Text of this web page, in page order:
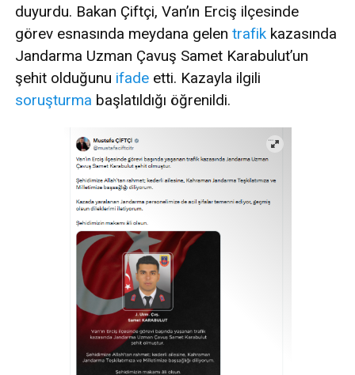
duyurdu. Bakan Çiftçi, Van’ın Erciş ilçesinde
görev esnasında meydana gelen trafik kazasında
Jandarma Uzman Çavuş Samet Karabulut’un
şehit olduğunu ifade etti. Kazayla ilgili
soruşturma başlatıldığı öğrenildi.